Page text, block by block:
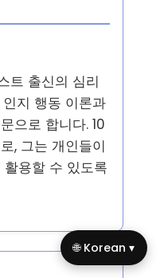
트 출신의 심리
지 행동 이론과
으로 합니다. 10
, 그는 개인들이
용할 수 있도록
🌐 Korean ▾